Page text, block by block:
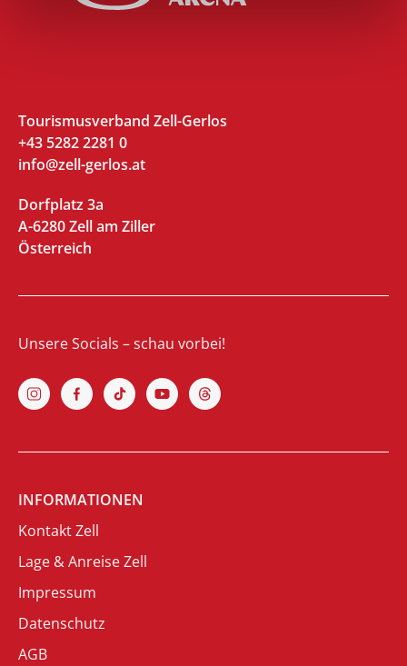
Tourismusverband Zell-Gerlos
+43 5282 2281 0
info@zell-gerlos.at
Dorfplatz 3a
A-6280 Zell am Ziller
Österreich
Unsere Socials – schau vorbei!
INFORMATIONEN
Kontakt Zell
Lage & Anreise Zell
Impressum
Datenschutz
AGB